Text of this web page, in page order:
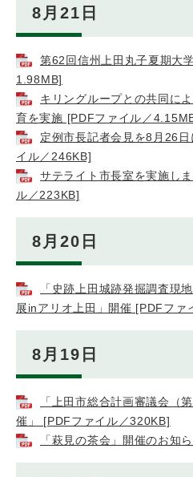
8月21日
第62回信州上田丸子夏期大
1.98MB]
キリングループとの共同に
育を実施 [PDFファイル／
定例市長記者会見を8月26
イル／246KB]
サテライト市長室を実施し
ル／223KB]
8月20日
「史跡上田城跡発掘調査現
展inアリオ上田」開催 [PDFファ
8月19日
「上田市総合計画審議会（
催」 [PDFファイル／320KB]
「萩見の茶会」開催のお知